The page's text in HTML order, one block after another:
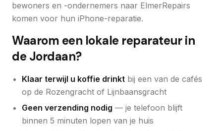
bewoners en -ondernemers naar ElmerRepairs
komen voor hun iPhone-reparatie.
Waarom een lokale reparateur in
de Jordaan?
Klaar terwijl u koffie drinkt bij een van de cafés
op de Rozengracht of Lijnbaansgracht
Geen verzending nodig — je telefoon blijft
binnen 5 minuten lopen van je huis